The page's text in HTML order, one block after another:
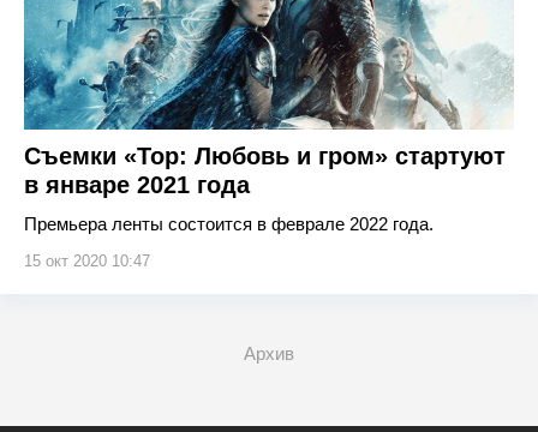
Съемки «Тор: Любовь и гром» стартуют
в январе 2021 года
Премьера ленты состоится в феврале 2022 года.
15 окт 2020 10:47
Архив